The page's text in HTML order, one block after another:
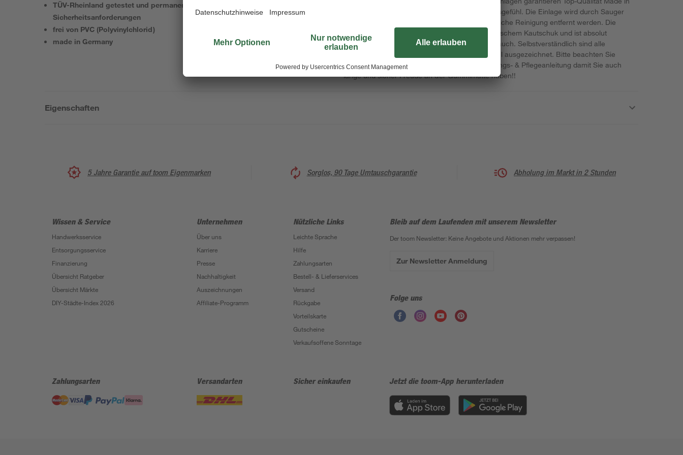
TÜV-Rheinland getestet und permanent überwacht auf Einhaltung der
Sicherheitsanforderungen
frei von PVC (Polyvinylchlorid)
made in Germany
Germany kombiniert mit einem guten Sicherheitsgefühl. Die Einlage wird durch Sauger
befestigt, so kann sie ohne Probleme für die tägliche Reinigung entfernt werden. Die
Gummimatte Plattfuß besteht aus 100% synthetischem Kautschuk und ist absolut
hautsymphatisch und sehr komfortabel im Gebrauch. Selbstverständlich sind alle
Gummimatten mit dem TÜV-Rheinland-Prüfsiegel ausgezeichnet. Bitte beachten Sie
unbedingt die der Einlagen beiliegende Bedienungs- & Pflegeanleitung damit Sie auch
lange und sicher Freude an der Gummimatte haben!!
Eigenschaften
5 Jahre Garantie auf toom Eigenmarken Sorglos, 90 Tage Umtauschgarantie Abholung im Markt in 2 Stunden
Wissen & Service
Handwerksservice
Entsorgungsservice
Finanzierung
Übersicht Ratgeber
Übersicht Märkte
DIY-Städte-Index 2026
Unternehmen
Über uns
Karriere
Presse
Nachhaltigkeit
Auszeichnungen
Affiliate-Programm
Nützliche Links
Leichte Sprache
Hilfe
Zahlungsarten
Bestell- & Lieferservices
Versand
Rückgabe
Vorteilskarte
Gutscheine
Verkaufsoffene Sonntage
Bleib auf dem Laufenden mit unserem Newsletter
Der toom Newsletter: Keine Angebote und Aktionen mehr verpassen!
Zur Newsletter Anmeldung
Folge uns
Zahlungsarten Versandarten Sicher einkaufen Jetzt die toom-App herunterladen